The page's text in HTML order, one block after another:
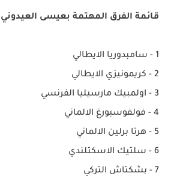
قائمة الفرق المهتمة بعيسى
1 - سامبدوريا الايطالي
2 - كريمونيزي الايطالي
3 - اولمبيك مارسيليا الفرنسي
4 - فولفوسبورغ الالماني
5 - هرتا برلين الالماني
6 - سلتيك الاسكتلندي
7 - بشكتاش التركي